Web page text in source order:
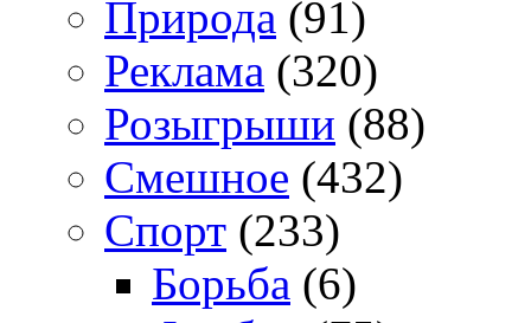
Природа (91)
Реклама (320)
Розыгрыши (88)
Смешное (432)
Спорт (233)
Борьба (6)